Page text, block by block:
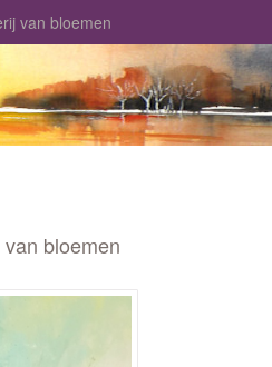
van bloemen
bloemen